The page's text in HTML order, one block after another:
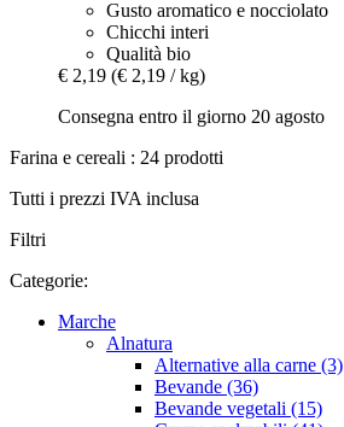
Gusto aromatico e nocciolato
Chicchi interi
Qualità bio
€ 2,19 (€ 2,19 / kg)
Consegna entro il giorno 20 agosto
Farina e cereali : 24 prodotti
Tutti i prezzi IVA inclusa
Filtri
Categorie:
Marche
Alnatura
Alternative alla carne (3)
Bevande (36)
Bevande vegetali (15)